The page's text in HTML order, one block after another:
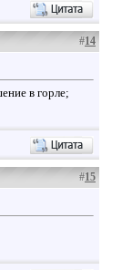
#14
в горле;
#15